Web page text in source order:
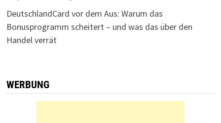
DeutschlandCard vor dem Aus: Warum das
Bonusprogramm scheitert – und was das über den
Handel verrät
WERBUNG